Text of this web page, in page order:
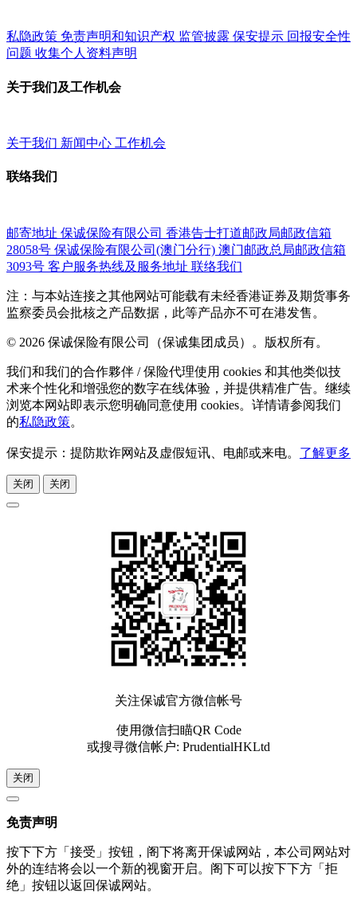
私隐政策 免责声明和知识产权 监管披露 保安提示 回报安全性
问题 收集个人资料声明
关于我们及工作机会
关于我们 新闻中心 工作机会
联络我们
邮寄地址 保诚保险有限公司 香港告士打道邮政局邮政信箱
28058号 保诚保险有限公司(澳门分行) 澳门邮政总局邮政信箱
3093号 客户服务热线及服务地址 联络我们
注：与本站连接之其他网站可能载有未经香港证券及期货事务
监察委员会批核之产品数据，此等产品亦不可在港发售。
© 2026 保诚保险有限公司（保诚集团成员）。版权所有。
我们和我们的合作夥伴 / 保险代理使用 cookies 和其他类似技
术来个性化和增强您的数字在线体验，并提供精准广告。继续
浏览本网站即表示您明确同意使用 cookies。详情请参阅我们
的私隐政策。
保安提示：提防欺诈网站及虚假短讯、电邮或来电。 了解更多
关闭 关闭
关注保诚官方微信帐号
使用微信扫瞄QR Code
或搜寻微信帐户: PrudentialHKLtd
关闭
免责声明
按下下方「接受」按钮，阁下将离开保诚网站，本公司网站对
外的连结将会以一个新的视窗开启。阁下可以按下下方「拒
绝」按钮以返回保诚网站。